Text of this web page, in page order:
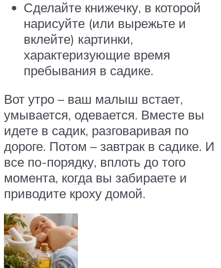
Сделайте книжечку, в которой
нарисуйте (или вырежьте и
вклейте) картинки,
характеризующие время
пребывания в садике.
Вот утро – ваш малыш встает,
умывается, одевается. Вместе вы
идете в садик, разговаривая по
дороге. Потом – завтрак в садике. И
все по-порядку, вплоть до того
момента, когда вы забираете и
приводите кроху домой.